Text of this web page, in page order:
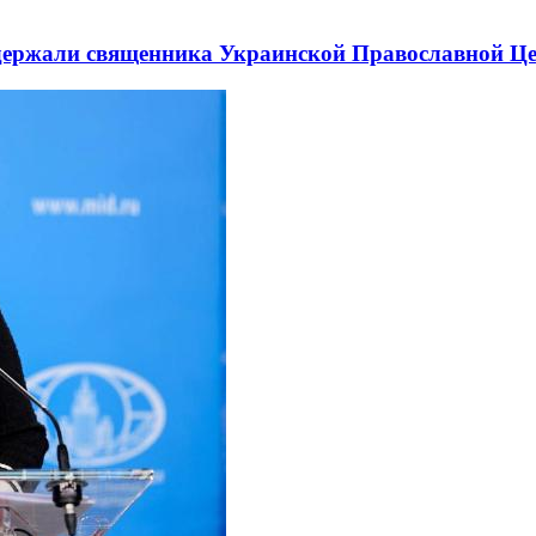
священника Украинской Православной